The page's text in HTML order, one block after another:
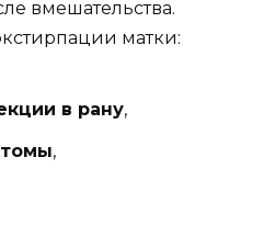
вмешательства.
матки:
в рану,
,